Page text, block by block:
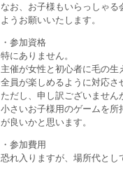
なお、お子様もいらっしゃ
ようお願いいたします。
・参加資格
特にありません。
主催が女性と初心者に毛の
全員が楽しめるように対応さ
ただし、申し訳ございませ
小さいお子様用のゲームを
が良いかと思います。
・参加費用
恐れ入りますが、場所代とし